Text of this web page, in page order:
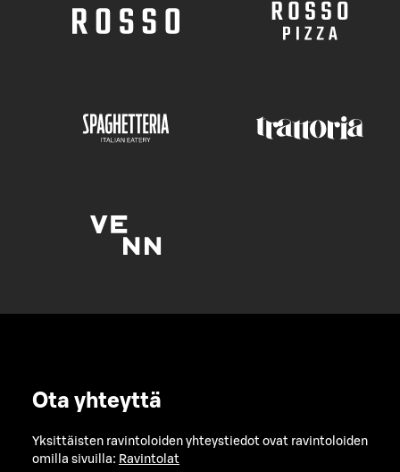
Ota yhteyttä
Yksittäisten ravintoloiden yhteystiedot ovat ravintoloiden
omilla sivuilla: Ravintolat